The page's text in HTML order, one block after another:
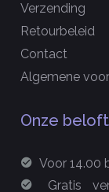
Verzending
Retourbeleid
Contact
Algemene
Onze
Voor 14.00
Gratis